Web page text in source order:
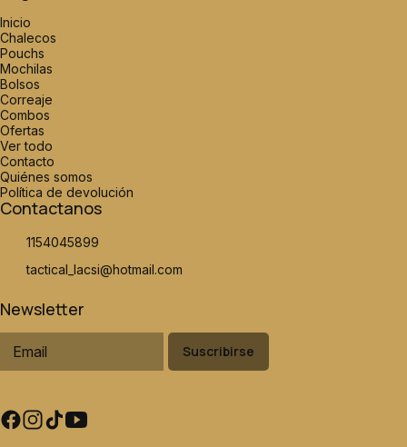
Inicio
Chalecos
Pouchs
Mochilas
Bolsos
Correaje
Combos
Ofertas
Ver todo
Contacto
Quiénes somos
Política de devolución
Contactanos
1154045899
tactical_lacsi@hotmail.com
Newsletter
Suscribirse